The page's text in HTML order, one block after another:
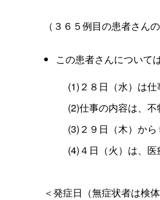
（３６５例目の患者さん
この患者さんについて
(1)２８日（水）は仕
(2)仕事の内容は、
(3)２９日（木）か
(4)４日（火）は、
＜発症日（無症状者は検